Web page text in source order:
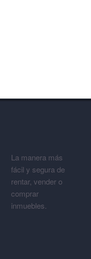
La manera más
fácil y segura de
rentar, vender o
comprar
inmuebles.